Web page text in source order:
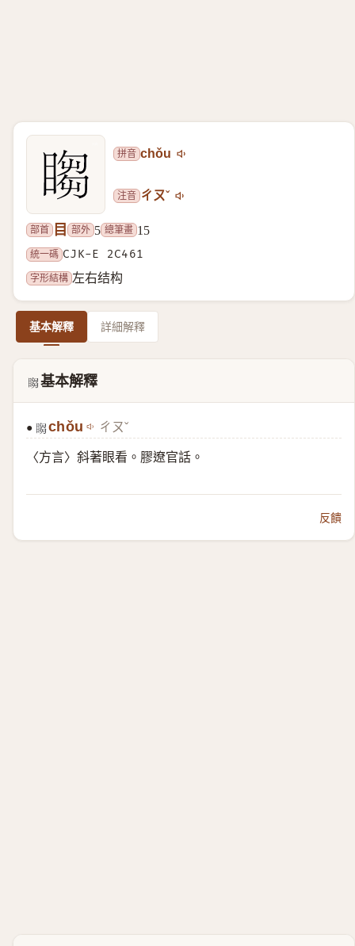
拼音 chǒu
注音 ㄔㄡˇ
部首 目 部外 5 總筆畫 15
統一碼 CJK-E 2C461
字形結構 左右结构
基本解釋 詳細解釋
𬑡基本解釋
● 𬑡 chǒu ㄔㄡˇ
〈方言〉斜著眼看。膠遼官話。
反饋